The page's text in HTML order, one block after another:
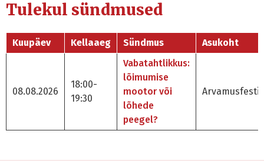
Tulekul sündmused
Kuupäev Kellaaeg Sündmus Asukoht
08.08.2026
18:00-
19:30
Vabatahtlikkus:
lõimumise
mootor või
lõhede
peegel?